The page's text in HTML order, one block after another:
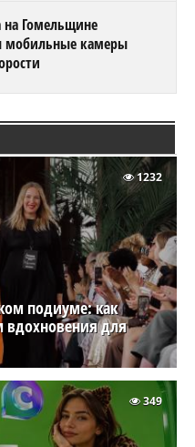
на Гомельщине
мобильные камеры
подиуме: как
вдохновения для
1232
349